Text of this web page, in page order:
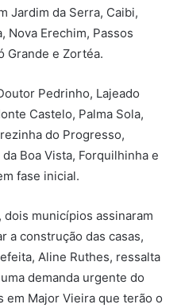
Jardim da Serra, Caibi,
Nova Erechim, Passos
Grande e Zortéa.
Pedrinho, Lajeado
Castelo, Palma Sola,
do Progresso,
Boa Vista, Forquilhinha e
fase inicial.
municípios assinaram
a construção das casas,
Aline Ruthes, ressalta
demanda urgente do
em Major Vieira que terão o